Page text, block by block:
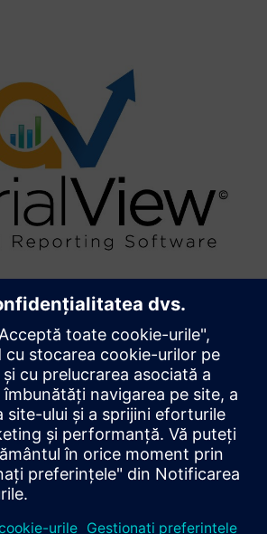
Reporting
nostru de raportare MIS
rapoarte automate din Automation
definite de utilizator.